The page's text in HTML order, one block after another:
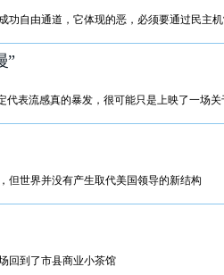
功自由通道，它体现的恶，必须要通过民主
”
代表流感真的暴发，很可能只是上映了一场
但世界并没有产生取代美国领导的新结构
回到了市县商业小茶馆